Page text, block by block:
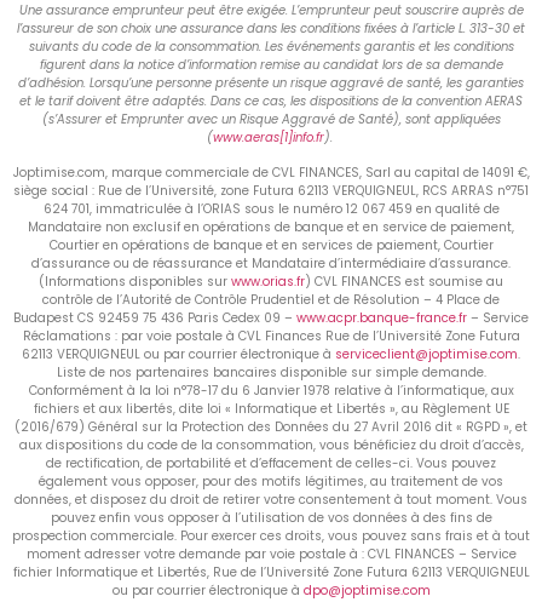
Une assurance emprunteur peut être exigée. L’emprunteur peut souscrire auprès de
l’assureur de son choix une assurance dans les conditions fixées à l’article L. 313-30 et
suivants du code de la consommation. Les événements garantis et les conditions
figurent dans la notice d’information remise au candidat lors de sa demande
d’adhésion. Lorsqu’une personne présente un risque aggravé de santé, les garanties
et le tarif doivent être adaptés. Dans ce cas, les dispositions de la convention AERAS
(s’Assurer et Emprunter avec un Risque Aggravé de Santé), sont appliquées
(www.aeras[1]info.fr).
Joptimise.com, marque commerciale de CVL FINANCES, Sarl au capital de 14091 €,
siège social : Rue de l’Université, zone Futura 62113 VERQUIGNEUL, RCS ARRAS n°751
624 701, immatriculée à l’ORIAS sous le numéro 12 067 459 en qualité de
Mandataire non exclusif en opérations de banque et en service de paiement,
Courtier en opérations de banque et en services de paiement, Courtier
d’assurance ou de réassurance et Mandataire d’intermédiaire d’assurance.
(Informations disponibles sur www.orias.fr) CVL FINANCES est soumise au
contrôle de l’Autorité de Contrôle Prudentiel et de Résolution – 4 Place de
Budapest CS 92459 75 436 Paris Cedex 09 – www.acpr.banque-france.fr – Service
Réclamations : par voie postale à CVL Finances Rue de l’Université Zone Futura
62113 VERQUIGNEUL ou par courrier électronique à serviceclient@joptimise.com.
Liste de nos partenaires bancaires disponible sur simple demande.
Conformément à la loi n°78-17 du 6 Janvier 1978 relative à l’informatique, aux
fichiers et aux libertés, dite loi « Informatique et Libertés », au Règlement UE
(2016/679) Général sur la Protection des Données du 27 Avril 2016 dit « RGPD », et
aux dispositions du code de la consommation, vous bénéficiez du droit d’accès,
de rectification, de portabilité et d’effacement de celles-ci. Vous pouvez
également vous opposer, pour des motifs légitimes, au traitement de vos
données, et disposez du droit de retirer votre consentement à tout moment. Vous
pouvez enfin vous opposer à l’utilisation de vos données à des fins de
prospection commerciale. Pour exercer ces droits, vous pouvez sans frais et à tout
moment adresser votre demande par voie postale à : CVL FINANCES – Service
fichier Informatique et Libertés, Rue de l’Université Zone Futura 62113 VERQUIGNEUL
ou par courrier électronique à dpo@joptimise.com